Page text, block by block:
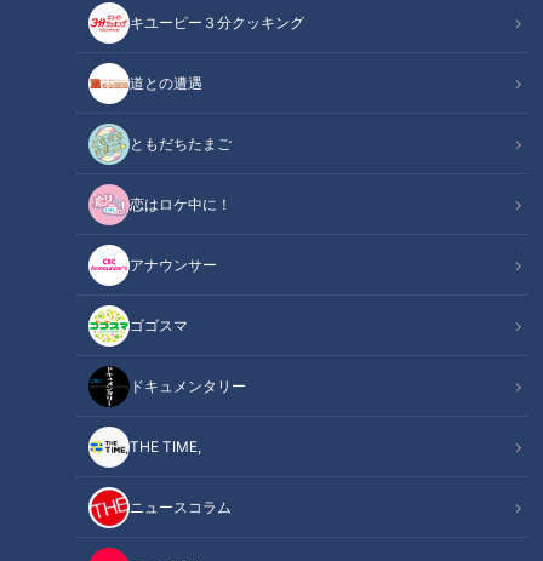
キユーピー３分クッキング
道との遭遇
ともだちたまご
恋はロケ中に！
アナウンサー
ゴゴスマ
ドキュメンタリー
THE TIME,
ニュースコラム
CBC web
「CBC web」からのお知らせ
株式会社ＣＢＣテレビ（本社：名古屋市中区、代表取締役社
長：松波 啓三）は、愛知県田原市（市長：山下 政良）と、平
時および災害時における連携協力を目的とした「防災・減災パ
ートナーシップに関する協定」を締結いたします。
締結式を令和8年6月29日(月)午後1時30分より田原市役所で行
います。
本協定は、田原市とＣＢＣテレビ、およびＣＢＣグループ各
社が相互に連携し、平常時・災害時を問わず防災・減災に関す
る情報発信や啓発活動を行うことで、地域住民の防災意識をよ
り一層高めることを目的とします。
田原市では地域の防災の担い手に向けた「防災リーダー研修